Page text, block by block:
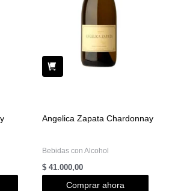
Angelica Zapata Chardonnay
Bebidas con Alcohol
$41.000,00
Comprar ahora